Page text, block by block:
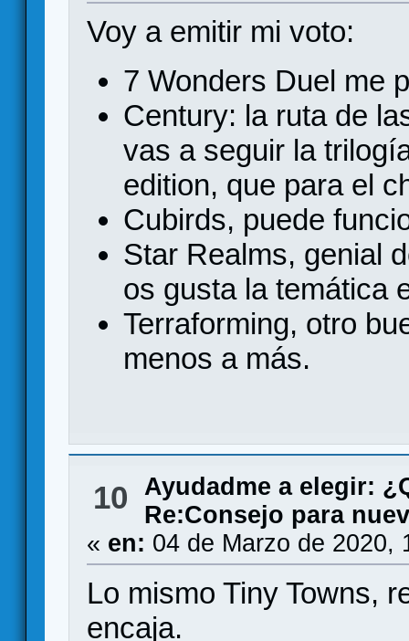
Voy a emitir mi voto:
7 Wonders Duel me
Century: la ruta de
vas a seguir la
edition, que para el
Cubirds, puede
Star Realms, genial
os gusta la temática
Terraforming, otro
menos a más.
10
Ayudadme a elegir:
Re:Consejo para
« en: 04 de Marzo de 2020,
Lo mismo Tiny Towns,
encaja.